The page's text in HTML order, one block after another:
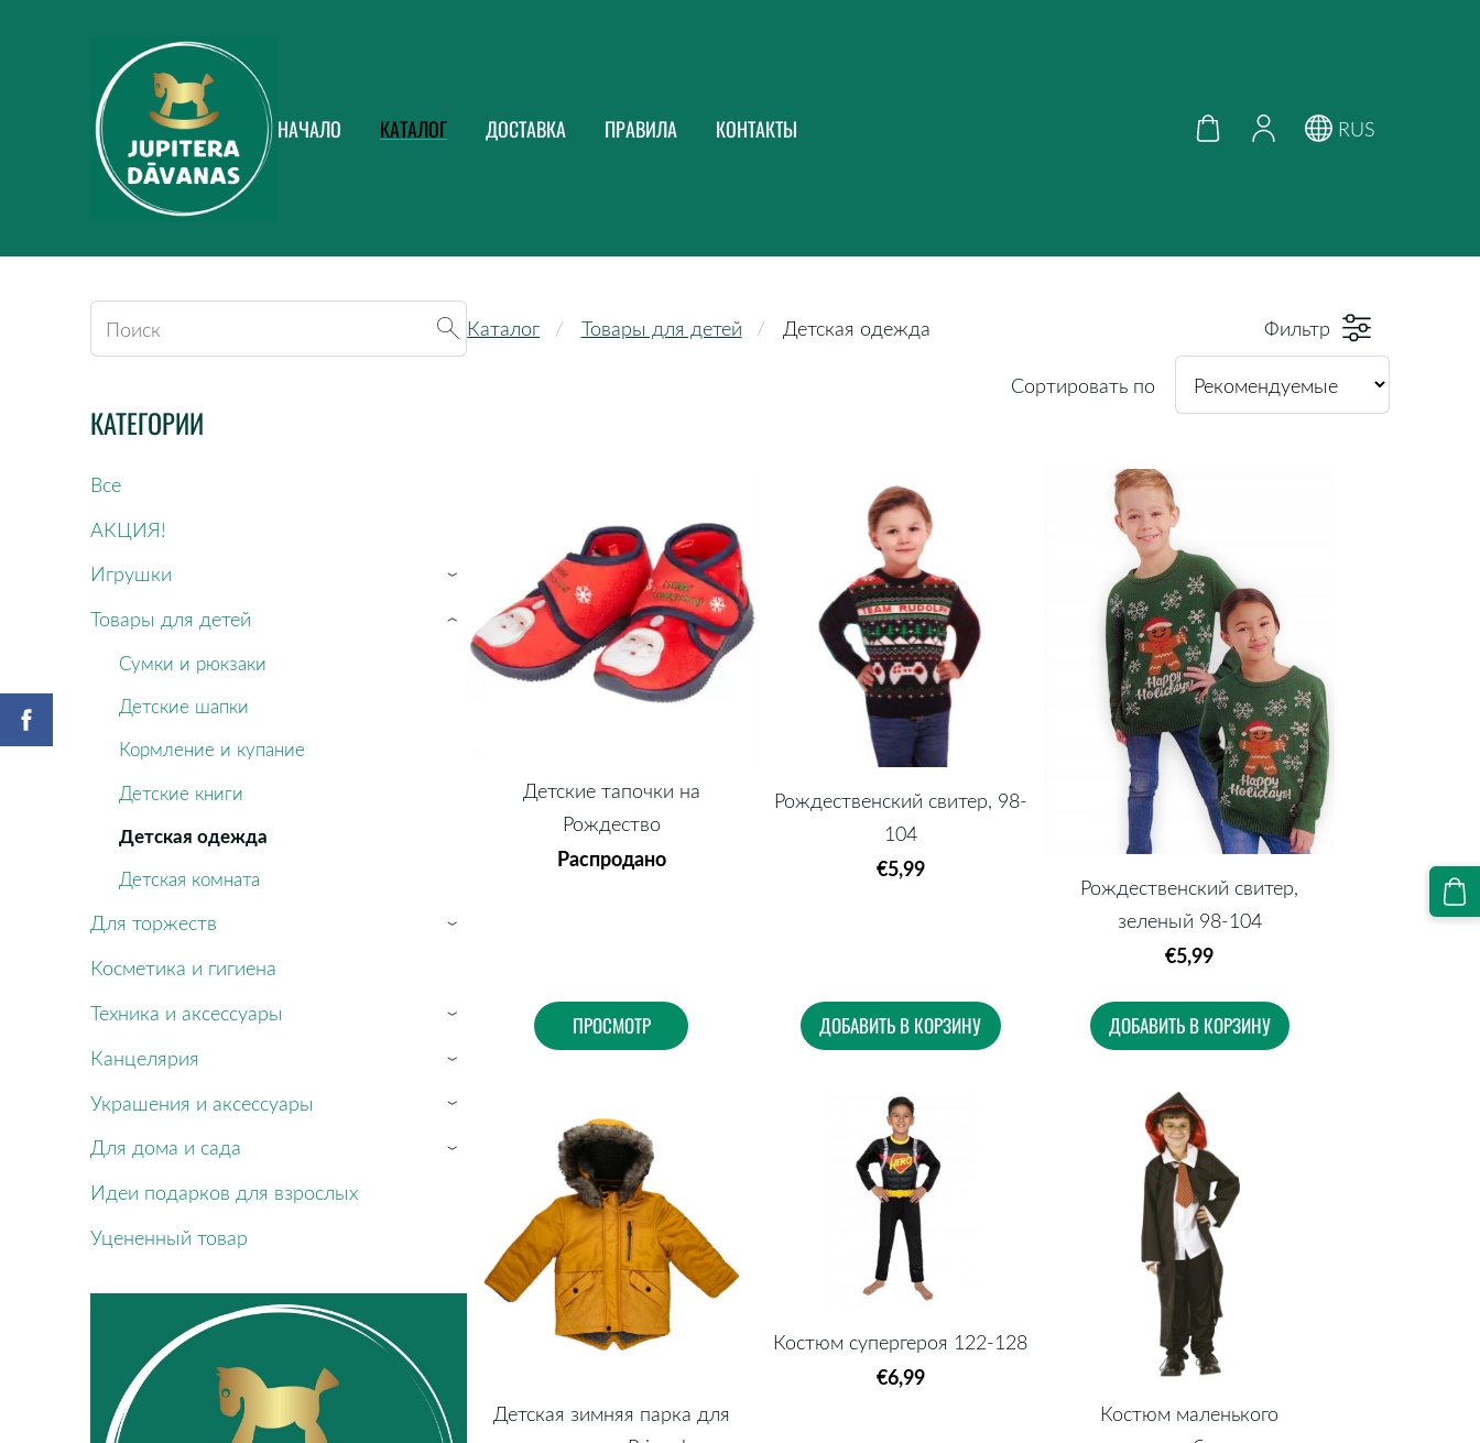
НАЧАЛО КАТАЛОГ ДОСТАВКА ПРАВИЛА КОНТАКТЫ RUS
КАТЕГОРИИ
Все
АКЦИЯ!
Игрушки
›
Товары для детей
Сумки и рюкзаки
Детские шапки
Кормление и купание
Детские книги
Детская одежда
Детская комната
›
Для торжеств ›
Косметика и гигиена
Техника и аксессуары
›
Канцелярия ›
Украшения и аксессуары ›
Для дома и сада ›
Идеи подарков для взрослых
Уцененный товар
Каталог Товары для детей Детская одежда Фильтр
Сортировать по
Детские тапочки на
Рождество
Распродано
ПРОСМОТР
Рождественский свитер, 98-
104
€5,99
ДОБАВИТЬ В КОРЗИНУ
Рождественский свитер,
зеленый 98-104
€5,99
ДОБАВИТЬ В КОРЗИНУ
Детская зимняя парка для
Костюм супергероя 122-128
€6,99
Костюм маленького